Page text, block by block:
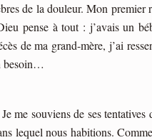
de la douleur. Mon premier
pense à tout : j’avais un
de ma grand-mère, j’ai
besoin…
souviens de ses tentatives
lequel nous habitions.